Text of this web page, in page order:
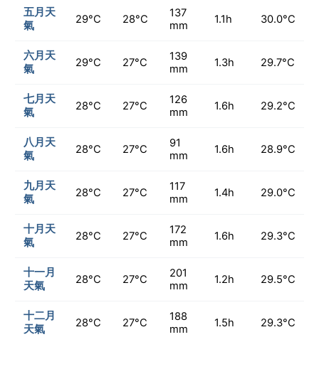
五月天
氣
29°C 28°C
137
mm
1.1h 30.0°C
六月天
氣
29°C 27°C
139
mm
1.3h 29.7°C
七月天
氣
28°C 27°C
126
mm
1.6h 29.2°C
八月天
氣
28°C 27°C
91
mm
1.6h 28.9°C
九月天
氣
28°C 27°C
117
mm
1.4h 29.0°C
十月天
氣
28°C 27°C
172
mm
1.6h 29.3°C
十一月
天氣
28°C 27°C
201
mm
1.2h 29.5°C
十二月
天氣
28°C 27°C
188
mm
1.5h 29.3°C